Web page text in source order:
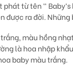
phát từ tên “
được ra đời.
màu hồng
là hoa nhập
baby màu trắng.